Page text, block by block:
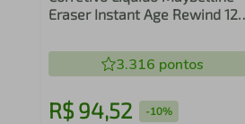
Eraser Instant Age Rewind 120
3.316 pontos
R$ 94,52 -10%